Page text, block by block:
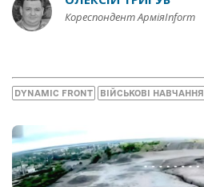
Кореспондент АрміяInform
DYNAMIC FRONT ВІЙСЬКОВІ НАВЧАННЯ